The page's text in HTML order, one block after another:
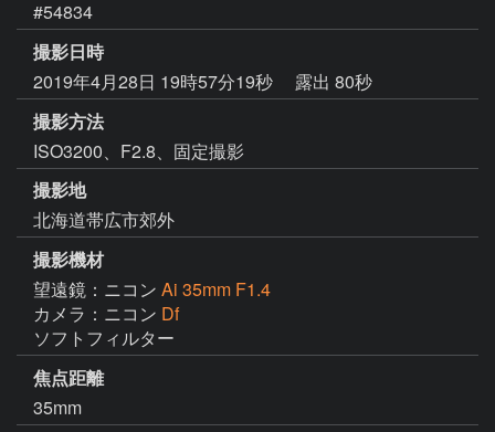
#54834
撮影日時
2019年4月28日 19時57分19秒
露出 80秒
撮影方法
ISO3200、F2.8、固定撮影
撮影地
北海道帯広市郊外
撮影機材
望遠鏡：ニコン Ai 35mm F1.4
カメラ：ニコン Df
ソフトフィルター
焦点距離
35mm